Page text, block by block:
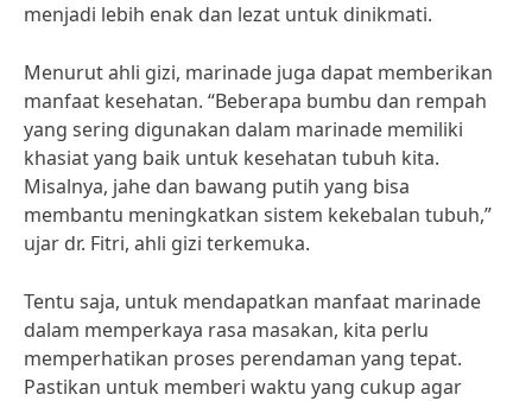
menjadi lebih enak dan lezat untuk dinikmati.
Menurut ahli gizi, marinade juga dapat memberikan
manfaat kesehatan. “Beberapa bumbu dan rempah
yang sering digunakan dalam marinade memiliki
khasiat yang baik untuk kesehatan tubuh kita.
Misalnya, jahe dan bawang putih yang bisa
membantu meningkatkan sistem kekebalan tubuh,”
ujar dr. Fitri, ahli gizi terkemuka.
Tentu saja, untuk mendapatkan manfaat marinade
dalam memperkaya rasa masakan, kita perlu
memperhatikan proses perendaman yang tepat.
Pastikan untuk memberi waktu yang cukup agar